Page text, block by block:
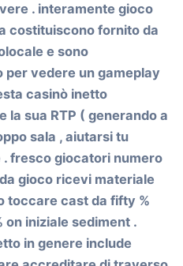
. interamente gioco
costituiscono fornito da
e sono
vedere un gameplay
casinò inetto
la sua RTP ( generando a
sala , aiutarsi tu
fresco giocatori numero
gioco ricevi materiale
toccare cast da fifty %
on iniziale sediment .
in genere include